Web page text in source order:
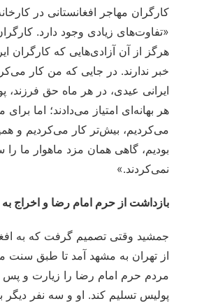
کارگران مهاجر افغانستانی در
«تفاوت‌های زیادی وجود دارد.
هرگز از آن آزادی‌هایی که کارگران
خبر ندارند. در جایی که من کار
ایرانی عیدی، در هر ماه حق فرزند،
هر بهانه‌ای امتیاز می‌دادند؛ اما برای
می‌کردیم، بیش‌تر کار می‌کردیم و
بودیم، گاهی همان مزد ماهوار ما
نمی‌کردند.»
بازداشت از حرم امام رضا و اخراج به
جمشید وقتی تصمیم گرفت که به
از تهران به مشهد آمد تا طبق سنت
مردم حرم امام رضا را زیارت و پس
پولیس تسلیم کند. او و سه نفر دیگر